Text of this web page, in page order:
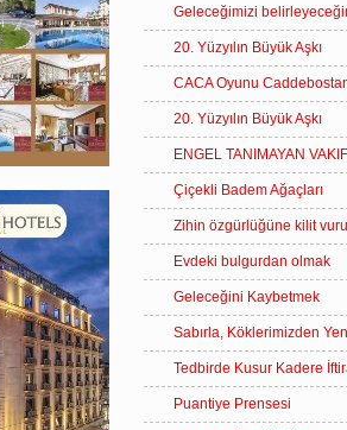
Geleceğimizi
20. Yüzyılın Büyük Aşkı
CACA Oyunu
20. Yüzyılın Büyük Aşkı
ENGEL TANIMAYAN
Çiçekli Badem Ağaçları
Zihin özgürlüğüne kilit
Evdeki bulgurdan olmak
Geleceğini Kaybetmek
Sabırla, Köklerimizden
Tedbirde Kusur Kadere
Puantiye Prensesi